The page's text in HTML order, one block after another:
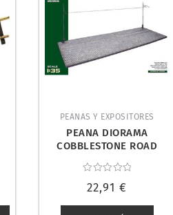
PEANAS Y EXPOSITORES
PEANA DIORAMA
COBBLESTONE ROAD
MINIART 36065
con
de
22,91€